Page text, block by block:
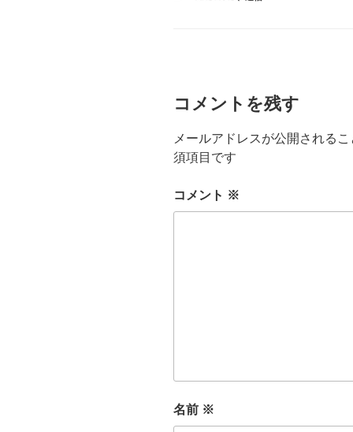
コメントを残す
メールアドレスが公開されるこ
須項目です
コメント ※
名前 ※